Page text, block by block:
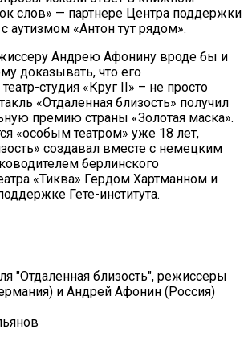
слов» — партнере Центра поддержки
аутизмом «Антон тут рядом».
Андрею Афонину вроде бы и
доказывать, что его
студия «Круг II» – не просто
«Отдаленная близость» получил
премию страны «Золотая маска».
«особым театром» уже 18 лет,
создавал вместе с немецким
берлинского
«Тиква» Гердом Хартманном и
Гете-института.
"Отдаленная близость", режиссеры
и Андрей Афонин (Россия)